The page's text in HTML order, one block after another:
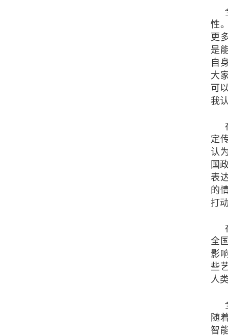
性
更
是
自
大
可
我
定
认
国
表
的
打
全
影
些
人
随
智